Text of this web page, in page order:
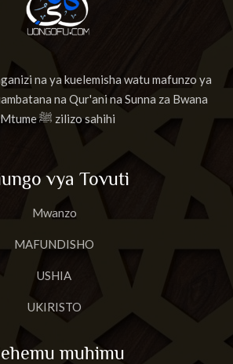
na ya kuelemisha watu mafunzo ya
na Qur'ani na Sunna za Bwana
Mtume ﷺ zilizo sahihi
vya Tovuti
Mwanzo
MAFUNDISHO
USHIA
UKIRISTO
muhimu